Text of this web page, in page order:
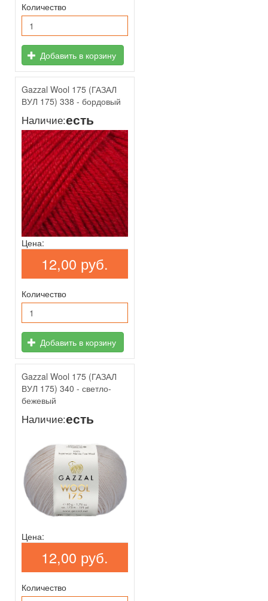
Количество
Добавить в корзину
Gazzal Wool 175 (ГАЗАЛ
ВУЛ 175) 338 - бордовый
Наличие:есть
Цена:
12,00 руб.
Количество
Добавить в корзину
Gazzal Wool 175 (ГАЗАЛ
ВУЛ 175) 340 - светло-
бежевый
Наличие:есть
Цена:
12,00 руб.
Количество